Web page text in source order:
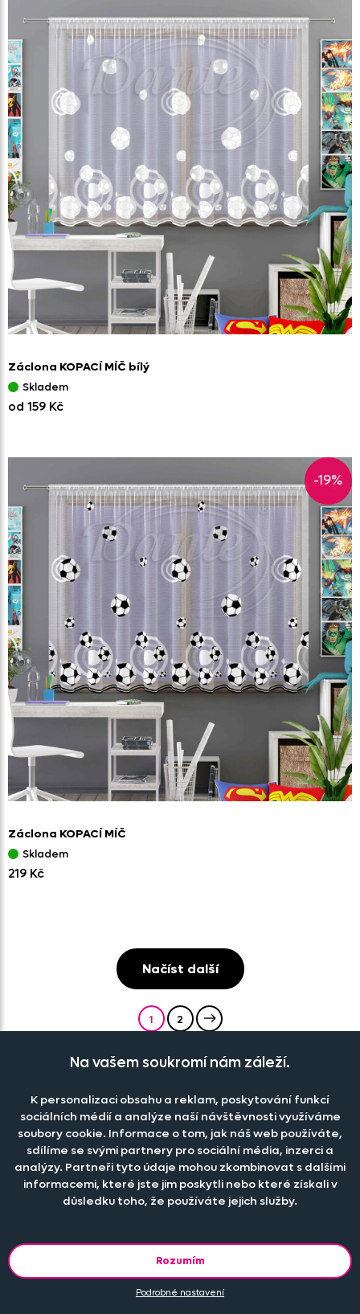
Při větším odběru pro hotely, restaurace a rozpočtové
organizace nabízíme zajímavé slevy, více informací
Do dětského pokoje se nejlépe hodídětské záclony. Naše
mohou být samozřejmě také jednobarevné, ty se potom hodí
pokojenejen pro nejmenší děti, ale i pro studenty.
Dětské záclony do pokoje
Zobrazit více
Záclona KOPACÍ MÍČ bílý
Skladem
od 159 Kč
-19%
Záclona KOPACÍ MÍČ
Skladem
219 Kč
Načíst další
1 2
🌡️🌞 ROSTOU TEPLOTY, ROSTE SLEVA! 💪 -
". PLATÍ DO 10.8.2026 PŘI NÁKUPU NAD 900 Kč. 🚀
Na vašem soukromí nám záleží.
K personalizaci obsahu a reklam, poskytování funkcí
sociálních médií a analýze naší návštěvnosti využíváme
soubory cookie. Informace o tom, jak náš web používáte,
sdílíme se svými partnery pro sociální média, inzerci a
analýzy. Partneři tyto údaje mohou zkombinovat s dalšími
informacemi, které jste jim poskytli nebo které získali v
důsledku toho, že používáte jejich služby.
Rozumím
Podrobné nastavení